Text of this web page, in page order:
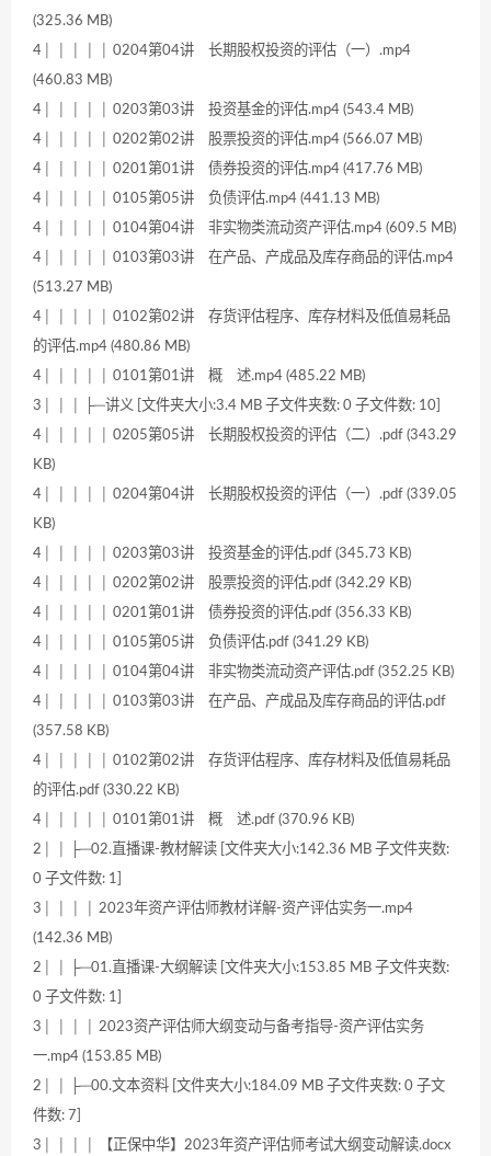
(325.36 MB)
4│ │ │ │ │ 0204第04讲 长期股权投资的评估（一）.mp4
(460.83 MB)
4│ │ │ │ │ 0203第03讲 投资基金的评估.mp4 (543.4 MB)
4│ │ │ │ │ 0202第02讲 股票投资的评估.mp4 (566.07 MB)
4│ │ │ │ │ 0201第01讲 债券投资的评估.mp4 (417.76 MB)
4│ │ │ │ │ 0105第05讲 负债评估.mp4 (441.13 MB)
4│ │ │ │ │ 0104第04讲 非实物类流动资产评估.mp4 (609.5 MB)
4│ │ │ │ │ 0103第03讲 在产品、产成品及库存商品的评估.mp4
(513.27 MB)
4│ │ │ │ │ 0102第02讲 存货评估程序、库存材料及低值易耗品
的评估.mp4 (480.86 MB)
4│ │ │ │ │ 0101第01讲 概 述.mp4 (485.22 MB)
3│ │ │ ├─讲义 [文件夹大小:3.4 MB 子文件夹数: 0 子文件数: 10]
4│ │ │ │ │ 0205第05讲 长期股权投资的评估（二）.pdf (343.29
KB)
4│ │ │ │ │ 0204第04讲 长期股权投资的评估（一）.pdf (339.05
KB)
4│ │ │ │ │ 0203第03讲 投资基金的评估.pdf (345.73 KB)
4│ │ │ │ │ 0202第02讲 股票投资的评估.pdf (342.29 KB)
4│ │ │ │ │ 0201第01讲 债券投资的评估.pdf (356.33 KB)
4│ │ │ │ │ 0105第05讲 负债评估.pdf (341.29 KB)
4│ │ │ │ │ 0104第04讲 非实物类流动资产评估.pdf (352.25 KB)
4│ │ │ │ │ 0103第03讲 在产品、产成品及库存商品的评估.pdf
(357.58 KB)
4│ │ │ │ │ 0102第02讲 存货评估程序、库存材料及低值易耗品
的评估.pdf (330.22 KB)
4│ │ │ │ │ 0101第01讲 概 述.pdf (370.96 KB)
2│ │ ├─02.直播课-教材解读 [文件夹大小:142.36 MB 子文件夹数:
0 子文件数: 1]
3│ │ │ │ 2023年资产评估师教材详解-资产评估实务一.mp4
(142.36 MB)
2│ │ ├─01.直播课-大纲解读 [文件夹大小:153.85 MB 子文件夹数:
0 子文件数: 1]
3│ │ │ │ 2023资产评估师大纲变动与备考指导-资产评估实务
一.mp4 (153.85 MB)
2│ │ ├─00.文本资料 [文件夹大小:184.09 MB 子文件夹数: 0 子文
件数: 7]
3│ │ │ │ 【正保中华】2023年资产评估师考试大纲变动解读.docx